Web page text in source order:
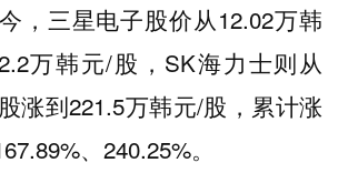
，三星电子股价从12.02万韩
万韩元/股，SK海力士则从
涨到221.5万韩元/股，累计涨
、240.25%。